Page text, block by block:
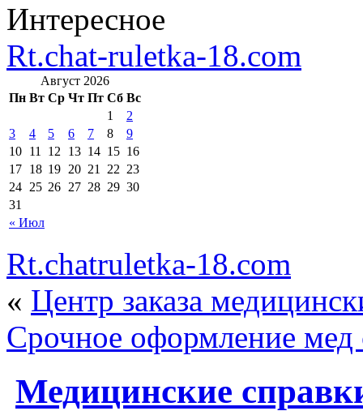
Интересное
Rt.chat-ruletka-18.com
Август 2026
Пн Вт Ср Чт Пт Сб Вс
« Июл
1
2
3
4 5 6 7 8
9
10 11 12 13 14 15 16
17 18 19 20 21 22 23
24 25 26 27 28 29 30
31
Rt.chatruletka-18.com
« Центр заказа
Cрочное оформление мед
Медицинские